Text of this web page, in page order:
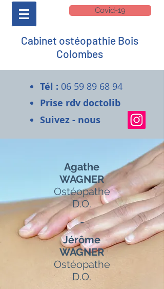
Covid-19
Cabinet ostéopathie Bois
Colombes
Tél : 06 59 89 68 94
Prise rdv doctolib
Suivez - nous
Agathe
WAGNER
Ostéopathe
D.O.
-
Jérôme
WAGNER
Ostéopathe
D.O.